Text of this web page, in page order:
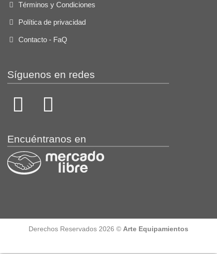
Términos y Condiciones
Política de privacidad
Contacto - FaQ
Síguenos en redes
Encuéntranos en
Derechos Reservados 2026 © Arte Equipamientos